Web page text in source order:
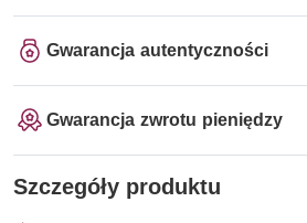
Gwarancja autentyczności
Gwarancja zwrotu pieniędzy
Szczegóły produktu